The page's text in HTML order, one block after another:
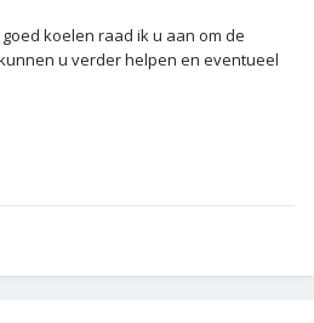
koelen raad ik u aan om de
u verder helpen en eventueel